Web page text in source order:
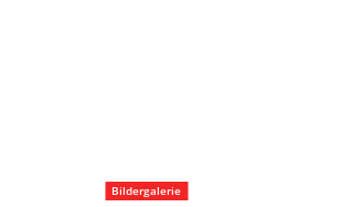
Bildergalerie